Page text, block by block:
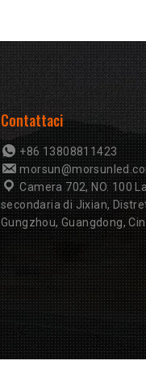
Contattaci
+86 13808811423
Camera 702, NO. 100
secondaria di Jixian,
Gungzhou, Guangdong,